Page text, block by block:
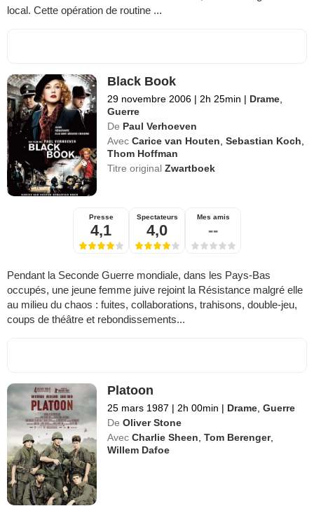
local. Cette opération de routine ...
Black Book
29 novembre 2006 | 2h 25min | Drame
Guerre
De Paul Verhoeven
Avec Carice van Houten ,Sebastian Koch
Thom Hoffman
Titre originalZwartboek
Presse
4,1
Spectateurs
4,0
Mes amis
--
Pendant la Seconde Guerre mondiale, dans les Pays-Bas
occupés, une jeune femme juive rejoint la Résistance malgré elle
au milieu du chaos : fuites, collaborations, trahisons, double-jeu,
coups de théâtre et rebondissements...
Platoon
25 mars 1987 | 2h 00min | Drame ,Guerre
De Oliver Stone
Avec Charlie Sheen ,Tom Berenger,
Willem Dafoe